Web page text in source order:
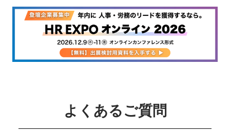
よくあるご質問